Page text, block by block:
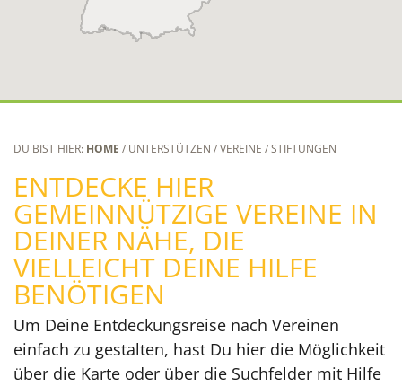
DU BIST HIER: HOME / UNTERSTÜTZEN / VEREINE / STIFTUNGEN
ENTDECKE HIER
GEMEINNÜTZIGE VEREINE IN
DEINER NÄHE, DIE
VIELLEICHT DEINE HILFE
BENÖTIGEN
Um Deine Entdeckungsreise nach Vereinen
einfach zu gestalten, hast Du hier die Möglichkeit
über die Karte oder über die Suchfelder mit Hilfe